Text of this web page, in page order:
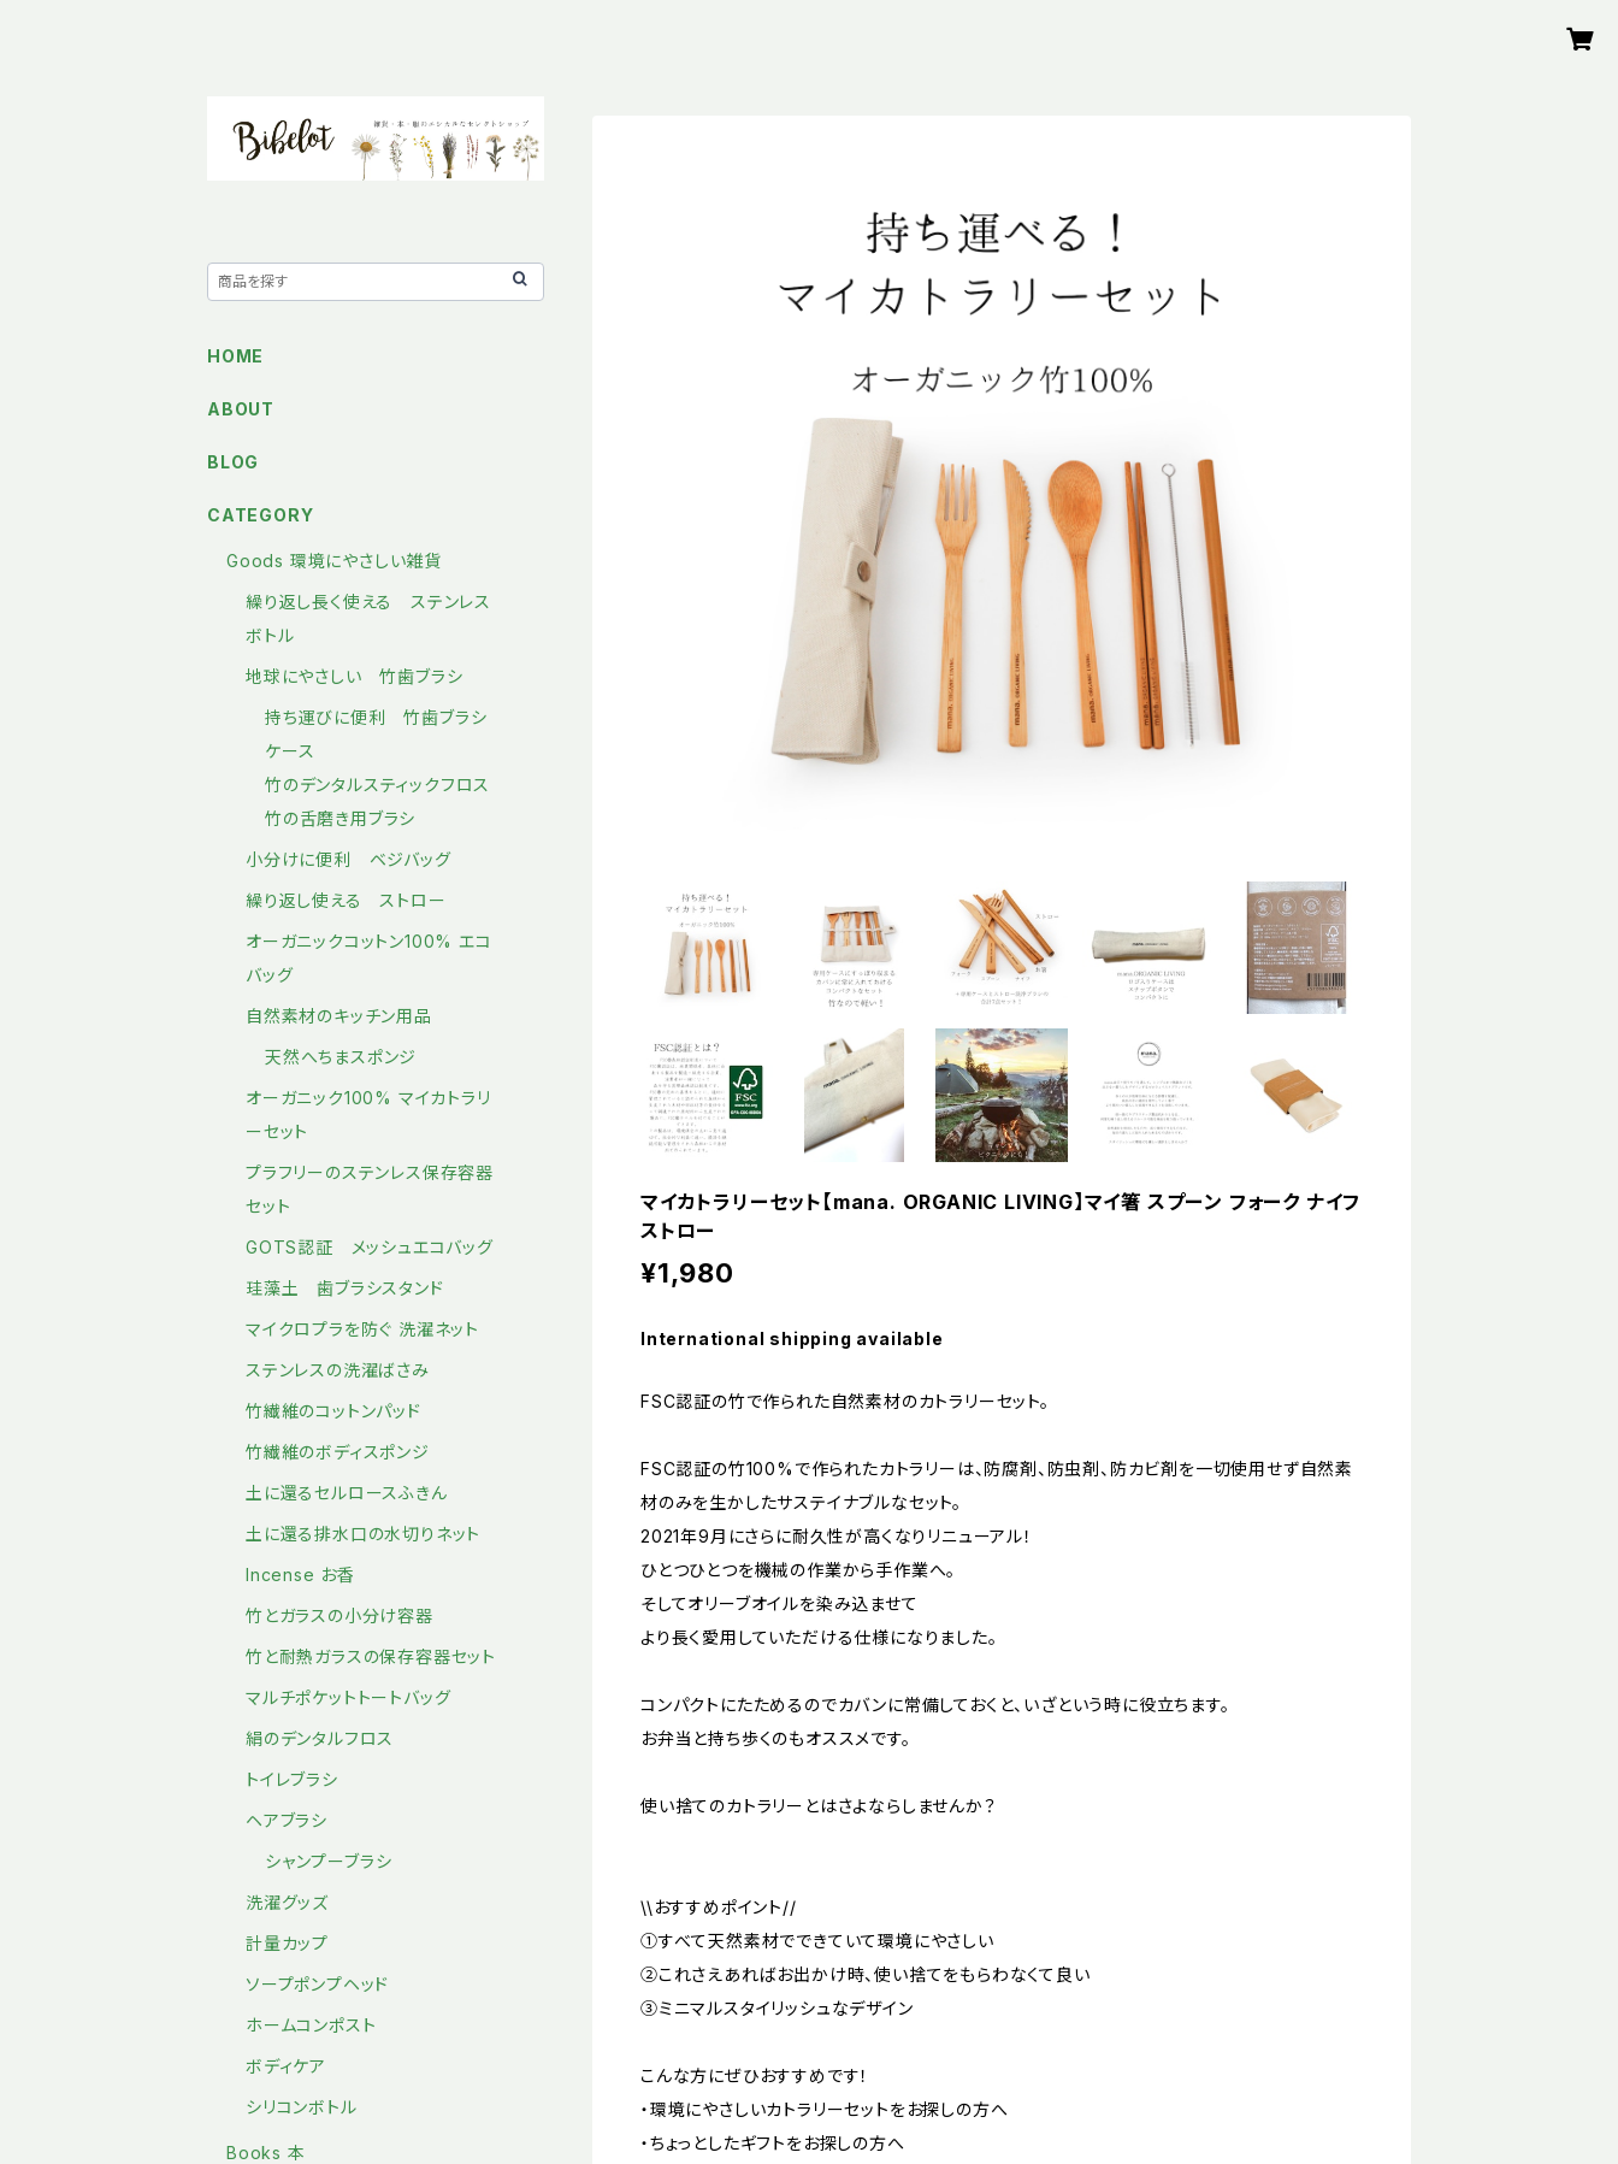
マイカトラリーセット【mana. ORGANIC LIVING】マイ箸 スプーン フォーク ナイフ
ストロー
¥1,980
International shipping available
FSC認証の竹で作られた自然素材のカトラリーセット。
FSC認証の竹100%で作られたカトラリーは、防腐剤、防虫剤、防カビ剤を一切使用せず自然素
材のみを生かしたサステイナブルなセット。
2021年9月にさらに耐久性が高くなりリニューアル！
ひとつひとつを機械の作業から手作業へ。
そしてオリーブオイルを染み込ませて
より長く愛用していただける仕様になりました。
コンパクトにたためるのでカバンに常備しておくと、いざという時に役立ちます。
お弁当と持ち歩くのもオススメです。
使い捨てのカトラリーとはさよならしませんか？
\\おすすめポイント//
①すべて天然素材でできていて環境にやさしい
②これさえあればお出かけ時、使い捨てをもらわなくて良い
③ミニマルスタイリッシュなデザイン
こんな方にぜひおすすめです！
・環境にやさしいカトラリーセットをお探しの方へ
・ちょっとしたギフトをお探しの方へ
HOME
ABOUT
BLOG
CATEGORY
Goods 環境にやさしい雑貨
繰り返し長く使える ステンレス
ボトル
地球にやさしい 竹歯ブラシ
持ち運びに便利 竹歯ブラシ
ケース
竹のデンタルスティックフロス
竹の舌磨き用ブラシ
小分けに便利 ベジバッグ
繰り返し使える ストロー
オーガニックコットン100% エコ
バッグ
自然素材のキッチン用品
天然へちまスポンジ
オーガニック100% マイカトラリ
ーセット
プラフリーのステンレス保存容器
セット
GOTS認証 メッシュエコバッグ
珪藻土 歯ブラシスタンド
マイクロプラを防ぐ 洗濯ネット
ステンレスの洗濯ばさみ
竹繊維のコットンパッド
竹繊維のボディスポンジ
土に還るセルロースふきん
土に還る排水口の水切りネット
Incense お香
竹とガラスの小分け容器
竹と耐熱ガラスの保存容器セット
マルチポケットトートバッグ
絹のデンタルフロス
トイレブラシ
ヘアブラシ
シャンプーブラシ
洗濯グッズ
計量カップ
ソープポンプヘッド
ホームコンポスト
ボディケア
シリコンボトル
Books 本